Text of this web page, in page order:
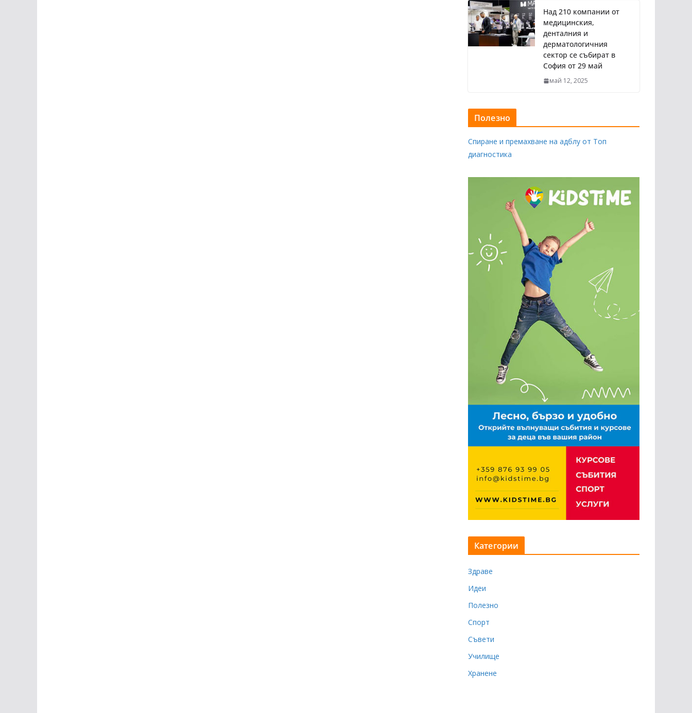
Над 210 компании от
медицинския,
денталния и
дерматологичния
сектор се събират в
София от 29 май
май 12, 2025
Полезно
Спиране и премахване на адблу от Топ
диагностика
Категории
Здраве
Идеи
Полезно
Спорт
Съвети
Училище
Хранене